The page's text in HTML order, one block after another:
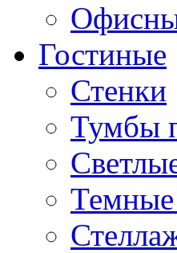
Гостиные
Стенки
Тумбы
Темные